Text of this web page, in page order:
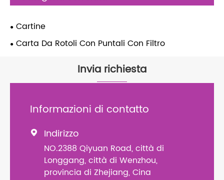
Cartine
Carta Da Rotoli Con Puntali Con Filtro
Invia richiesta
Informazioni di contatto
 Indirizzo
NO.2388 Qiyuan Road, città di
Longgang, città di Wenzhou,
provincia di Zhejiang, Cina